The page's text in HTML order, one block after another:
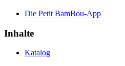
Die Petit BamBou-App
Inhalte
Katalog